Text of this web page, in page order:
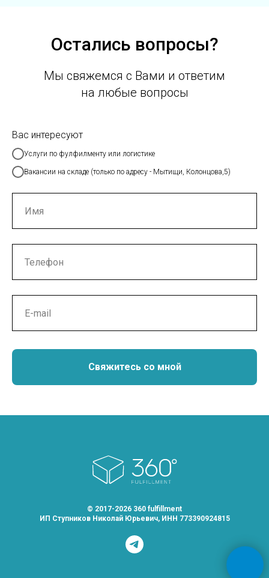
Остались вопросы?
Мы свяжемся с Вами и ответим
на любые вопросы
Вас интересуют
Услуги по фулфилменту или логистике
Вакансии на складе (только по адресу - Мытищи, Колонцова,5)
Свяжитесь со мной
© 2017-2026 360 fulfillment
ИП Ступников Николай Юрьевич, ИНН 773390924815